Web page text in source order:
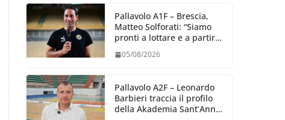
Pallavolo A1F – Brescia,
Matteo Solforati: “Siamo
pronti a lottare e a partire
giorno”
05/08/2026
Pallavolo A2F – Leonardo
Barbieri traccia il profilo
della Akademia Sant’Anna